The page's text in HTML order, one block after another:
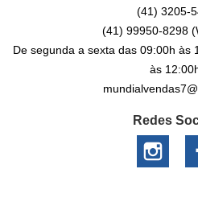
(41) 3205-
(41) 99950-8298
De segunda a sexta das 09:00h às
às
Redes